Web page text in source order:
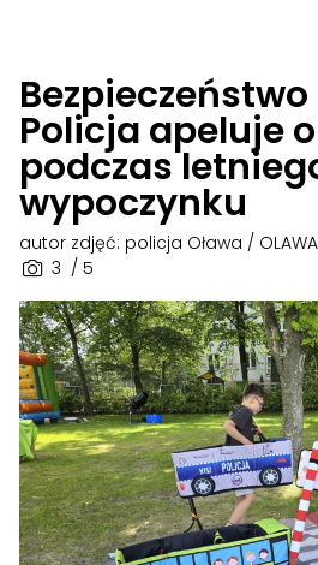
Policja apeluje
podczas
wypoczynku
3 / 5
autor zdjęć: policja Oława /